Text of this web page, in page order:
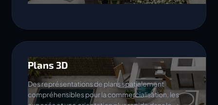
Plans 3D
Des représentations de plans spatialement
compréhensibles pour la commercialisation, les